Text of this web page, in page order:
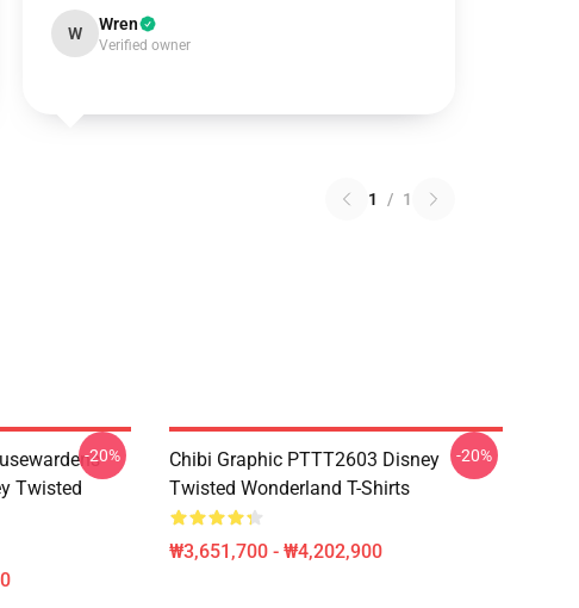
W Wren
Verified owner
1 / 1
Twisted
-20%
Chibi Graphic PTTT2603 Disney
Twisted Wonderland T-Shirts
₩3,651,700 - ₩4,202,900
-20%